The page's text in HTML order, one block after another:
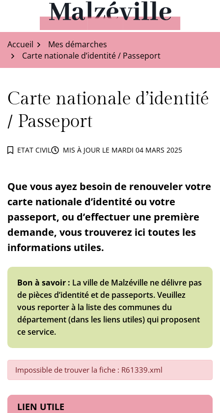
contenu
Malzéville
Accueil
Mes démarches
Carte nationale d’identité / Passeport
Carte nationale d’identité
/ Passeport
ETAT CIVIL MIS À JOUR LE MARDI 04 MARS 2025
Que vous ayez besoin de renouveler votre
carte nationale d’identité ou votre
passeport, ou d’effectuer une première
demande, vous trouverez ici toutes les
informations utiles.
Bon à savoir : La ville de Malzéville ne délivre pas
de pièces d’identité et de passeports. Veuillez
vous reporter à la liste des communes du
département (dans les liens utiles) qui proposent
ce service.
Impossible de trouver la fiche : R61339.xml
Informations complémentaires
LIEN UTILE